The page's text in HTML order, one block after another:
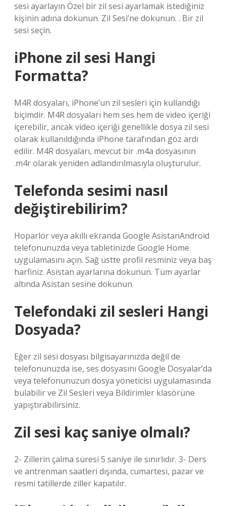
sesi ayarlayın Özel bir zil sesi ayarlamak istediğiniz
kişinin adına dokunun. Zil Sesi’ne dokunun. . Bir zil
sesi seçin.
iPhone zil sesi Hangi
Formatta?
M4R dosyaları, iPhone’un zil sesleri için kullandığı
biçimdir. M4R dosyaları hem ses hem de video içeriği
içerebilir, ancak video içeriği genellikle dosya zil sesi
olarak kullanıldığında iPhone tarafından göz ardı
edilir. M4R dosyaları, mevcut bir .m4a dosyasının
.m4r olarak yeniden adlandırılmasıyla oluşturulur.
Telefonda sesimi nasıl
değiştirebilirim?
Hoparlör veya akıllı ekranda Google AsistanAndroid
telefonunuzda veya tabletinizde Google Home
uygulamasını açın. Sağ üstte profil resminiz veya baş
harfiniz. Asistan ayarlarına dokunun. Tüm ayarlar
altında Asistan sesine dokunun.
Telefondaki zil sesleri Hangi
Dosyada?
Eğer zil sesi dosyası bilgisayarınızda değil de
telefonunuzda ise, ses dosyasını Google Dosyalar’da
veya telefonunuzun dosya yöneticisi uygulamasında
bulabilir ve Zil Sesleri veya Bildirimler klasörüne
yapıştırabilirsiniz.
Zil sesi kaç saniye olmalı?
2- Zillerin çalma süresi 5 saniye ile sınırlıdır. 3- Ders
ve antrenman saatleri dışında, cumartesi, pazar ve
resmi tatillerde ziller kapatılır.